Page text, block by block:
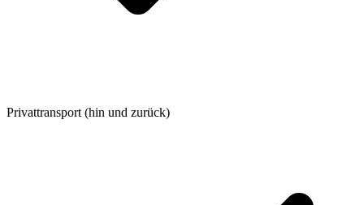
Privattransport (hin und zurück)